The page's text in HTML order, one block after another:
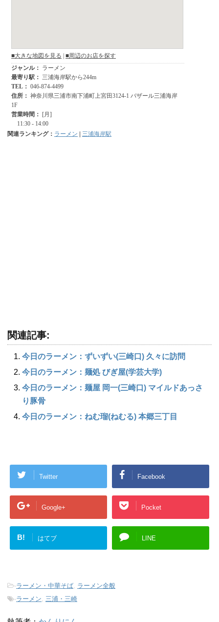
関連ランキング： ラーメン 三浦海岸駅
関連記事:
今日のラーメン：ずいずい(三崎口) 久々に訪問
今日のラーメン：麺処 びぎ屋(学芸大学)
今日のラーメン：麺屋 岡一(三崎口) マイルドあっさ
り豚骨
今日のラーメン：ねむ瑠(ねむる) 本郷三丁目
Twitter Facebook
Google+ Pocket
B! はてブ LINE
-ラーメン・中華そば ラーメン全般
-ラーメン 三浦・三崎